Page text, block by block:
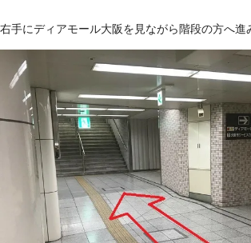
右手にディアモール大阪を見ながら階段の方へ